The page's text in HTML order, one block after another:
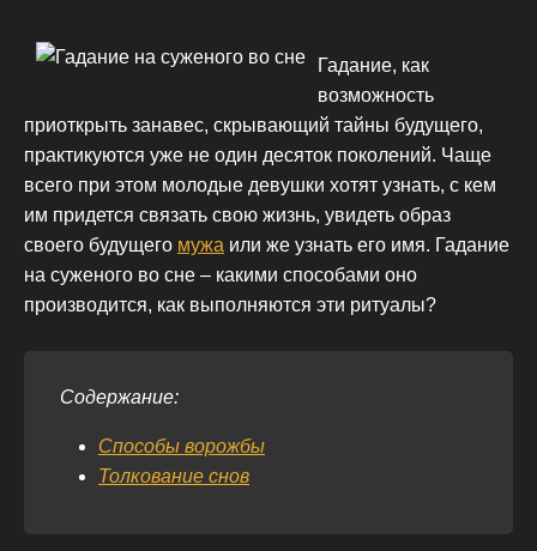
Гадание, как
возможность
приоткрыть занавес, скрывающий тайны будущего,
практикуются уже не один десяток поколений. Чаще
всего при этом молодые девушки хотят узнать, с кем
им придется связать свою жизнь, увидеть образ
своего будущего мужа или же узнать его имя. Гадание
на суженого во сне – какими способами оно
производится, как выполняются эти ритуалы?
Содержание:
Способы ворожбы
Толкование снов